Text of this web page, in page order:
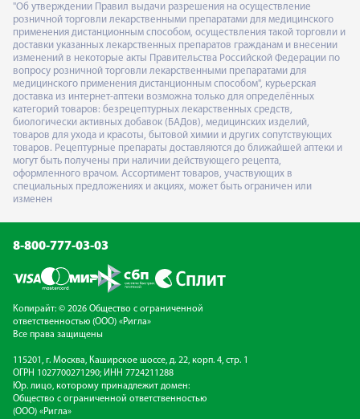
"Об утверждении Правил выдачи разрешения на осуществление
розничной торговли лекарственными препаратами для медицинского
применения дистанционным способом, осуществления такой торговли и
доставки указанных лекарственных препаратов гражданам и внесении
изменений в некоторые акты Правительства Российской Федерации по
вопросу розничной торговли лекарственными препаратами для
медицинского применения дистанционным способом", курьерская
доставка из интернет-аптеки возможна только для определённых
категорий товаров: безрецептурных лекарственных средств,
биологически активных добавок (БАДов), медицинских изделий,
товаров для ухода и красоты, бытовой химии и других сопутствующих
товаров. Рецептурные препараты доставляются до ближайшей аптеки и
могут быть получены при наличии действующего рецепта,
оформленного врачом. Ассортимент товаров, участвующих в
специальных предложениях и акциях, может быть ограничен или
изменен
8-800-777-03-03
Копирайт: © 2026 Общество с ограниченной
ответственностью (ООО) «Ригла»
Все права защищены
115201, г. Москва, Каширское шоссе, д. 22, корп. 4, стр. 1
ОГРН 1027700271290; ИНН 7724211288
Юр. лицо, которому принадлежит домен:
Общество с ограниченной ответственностью
(ООО) «Ригла»